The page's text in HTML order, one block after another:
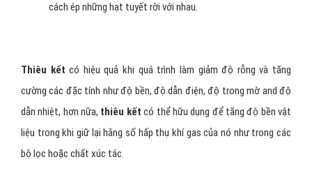
cách ép những hạt tuyết rời với nhau.
Thiêu kếtcó hiệu quả khi quá trình làm giảm độ rỗng và tăng
cường các đặc tính như độ bền, độ dẫn điện, độ trong mờ and độ
dẫn nhiệt, hơn nữa, thiêu kếtcó thể hữu dụng để tăng độ bền vật
liệu trong khi giữ lại hằng số hấp thụ khí gas của nó như trong các
bộ lọc hoặc chất xúc tác.